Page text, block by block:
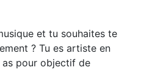
et tu souhaites te
? Tu es artiste en
pour objectif de